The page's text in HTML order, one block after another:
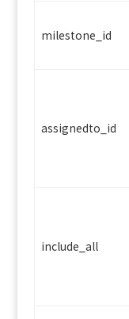
milestone_id
assignedto_id
include_all